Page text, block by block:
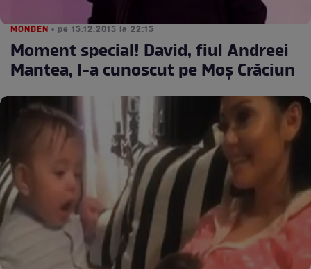
MONDEN • pe 15.12.2015 la 22:15
Moment special! David, fiul Andreei
Mantea, l-a cunoscut pe Moş Crăciun